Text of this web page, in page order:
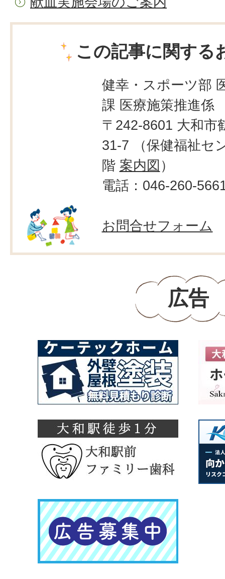
この記事に関する
健幸・スポーツ部
課 医療施策推進係
〒242-8601 大和市
31-7 （保健福祉セ
階 案内図 ）
電話：046-260-
お問合せフォーム
広告